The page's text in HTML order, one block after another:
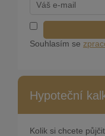
Souhlasím se
Hypoteční
Kolik si chcete